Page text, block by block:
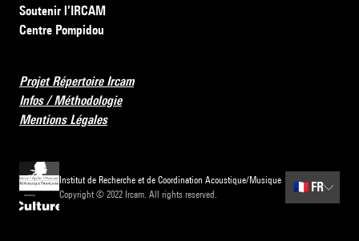
Soutenir l’IRCAM
Centre Pompidou
Projet Répertoire Ircam
Infos / Méthodologie
Mentions Légales
Institut de Recherche et de Coordination Acoustique/Musique
Copyright © 2022 Ircam. All rights reserved.
🇫🇷 FR